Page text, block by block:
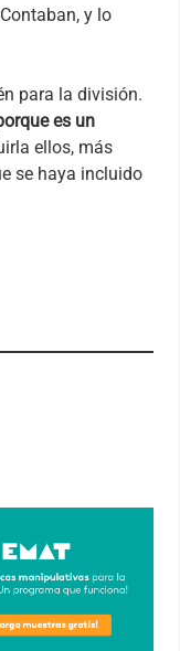
y lo
para la división.
es un
ellos, más
se haya incluido